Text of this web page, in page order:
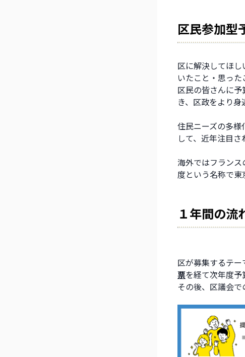
区民参加型
区に解決してほ
いたこと・思っ
区民の皆さんに
き、区政をより
住民ニーズの多
して、近年注目さ
海外ではフラン
度という名称で東
１年間の流
区が募集するテー
票を経て次年度予
その後、区議会で